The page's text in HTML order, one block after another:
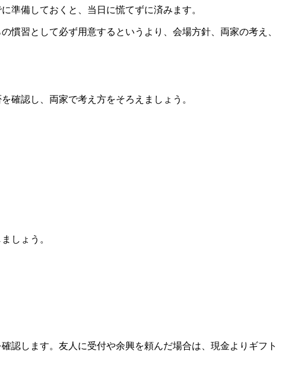
準備しておくと、当日に慌てずに済みます。
習として必ず用意するというより、会場方針、両家の考え、
確認し、両家で考え方をそろえましょう。
しょう。
認します。友人に受付や余興を頼んだ場合は、現金よりギフト